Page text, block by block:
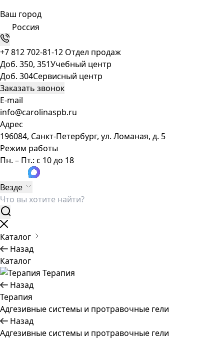
Ваш город
Россия
+7 812 702-81-12 Отдел продаж
Доб. 350, 351Учебный центр
Доб. 304Сервисный центр
Заказать звонок
E-mail
info@carolinaspb.ru
Адрес
196084, Санкт-Петербург, ул. Ломаная, д. 5
Режим работы
Пн. – Пт.: с 10 до 18
Везде
Каталог
Назад
Каталог
Терапия
Назад
Терапия
Адгезивные системы и протравочные гели
Назад
Адгезивные системы и протравочные гели